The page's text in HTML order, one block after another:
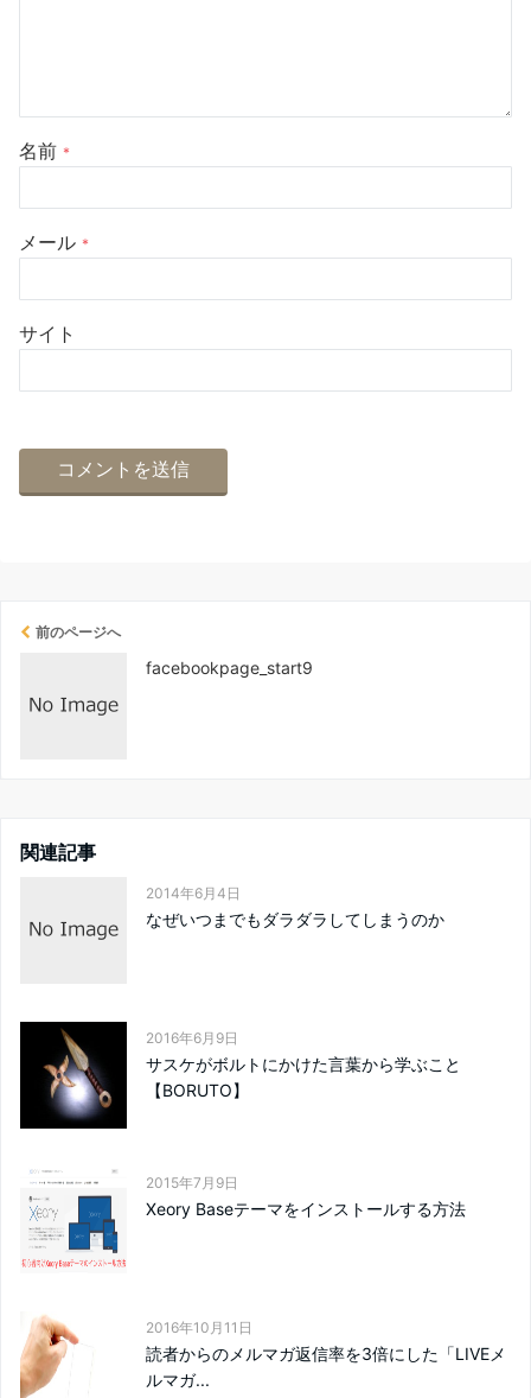
名前 *
メール *
サイト
前のページへ
facebookpage_start9
関連記事
2014年6月4日
なぜいつまでもダラダラしてしまうのか
2016年6月9日
サスケがボルトにかけた言葉から学ぶこと
【BORUTO】
2015年7月9日
Xeory Baseテーマをインストールする方法
2016年10月11日
読者からのメルマガ返信率を3倍にした「LIVEメ
ルマガ...